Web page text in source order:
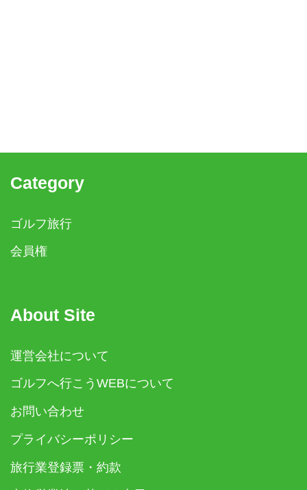
Category
ゴルフ旅行
会員権
About Site
運営会社について
ゴルフへ行こうWEBについて
お問い合わせ
プライバシーポリシー
旅行業登録票・約款